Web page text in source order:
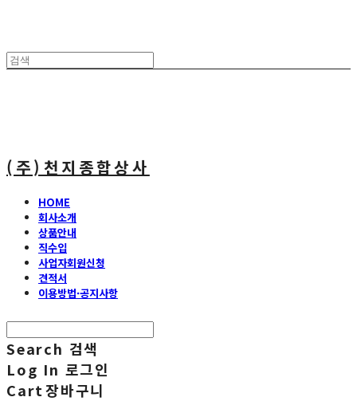
(주)천지종합상사
HOME
회사소개
상품안내
직수입
사업자회원신청
견적서
이용방법·공지사항
Search 검색
Log In 로그인
Cart장바구니